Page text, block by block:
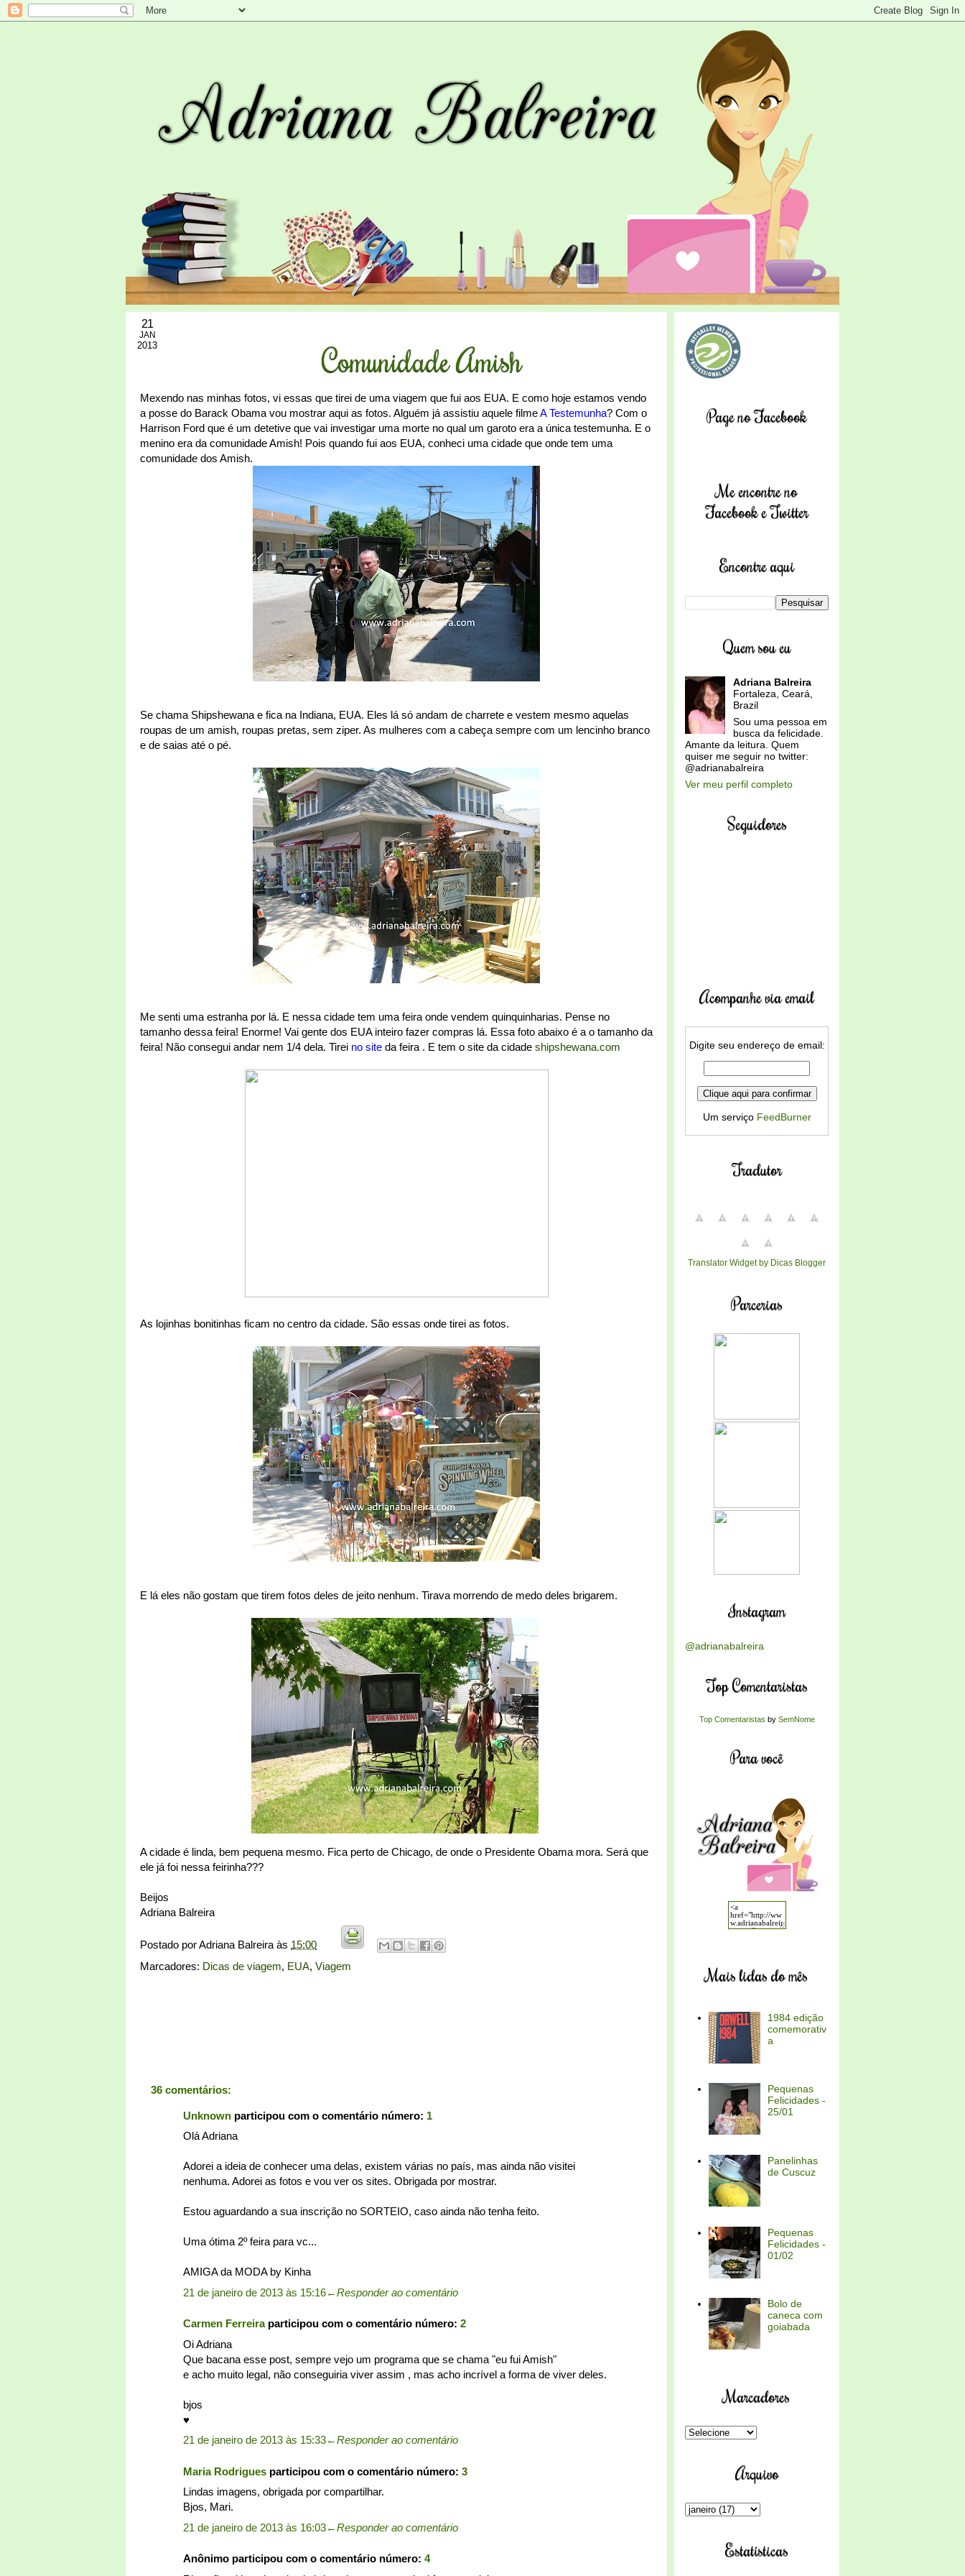
21
JAN
2013 Comunidade Amish
Mexendo nas minhas fotos, vi essas que tirei de uma viagem que fui aos EUA. E como hoje estamos vendo
a posse do Barack Obama vou mostrar aqui as fotos. Alguém já assistiu aquele filmeA Testemunha? Com o
Harrison Ford que é um detetive que vai investigar uma morte no qual um garoto era a única testemunha. E o
menino era da comunidade Amish! Pois quando fui aos EUA, conheci uma cidade que onde tem uma
comunidade dos Amish.
Se chama Shipshewana e fica na Indiana, EUA. Eles lá só andam de charrete e vestem mesmo aquelas
roupas de um amish, roupas pretas, sem ziper. As mulheres com a cabeça sempre com um lencinho branco
e de saias até o pé.
Me senti uma estranha por lá. E nessa cidade tem uma feira onde vendem quinquinharias. Pense no
tamanho dessa feira! Enorme! Vai gente dos EUA inteiro fazer compras lá. Essa foto abaixo é a o tamanho da
feira! Não consegui andar nem 1/4 dela. Tirei no site da feira . E tem o site da cidade shipshewana.com
As lojinhas bonitinhas ficam no centro da cidade. São essas onde tirei as fotos.
E lá eles não gostam que tirem fotos deles de jeito nenhum. Tirava morrendo de medo deles brigarem.
A cidade é linda, bem pequena mesmo. Fica perto de Chicago, de onde o Presidente Obama mora. Será que
ele já foi nessa feirinha???
Beijos
Adriana Balreira
Postado porAdriana Balreira às 15:00
Marcadores: Dicas de viagem, EUA, Viagem
36 comentários:
Unknown participou com o comentário número: 1
Olá Adriana
Adorei a ideia de conhecer uma delas, existem várias no país, mas ainda não visitei
nenhuma. Adorei as fotos e vou ver os sites. Obrigada por mostrar.
Estou aguardando a sua inscrição no SORTEIO, caso ainda não tenha feito.
Uma ótima 2º feira para vc...
AMIGA da MODA by Kinha
21 de janeiro de 2013 às 15:16←Responder ao comentário
Carmen Ferreiraparticipou com o comentário número: 2
Oi Adriana
Que bacana esse post, sempre vejo um programa que se chama "eu fui Amish"
e acho muito legal, não conseguiria viver assim , mas acho incrível a forma de viver deles.
bjos
♥
21 de janeiro de 2013 às 15:33←Responder ao comentário
Maria Rodrigues participou com o comentário número: 3
Lindas imagens, obrigada por compartilhar.
Bjos, Mari.
21 de janeiro de 2013 às 16:03←Responder ao comentário
Anônimo participou com o comentário número: 4
Page no Facebook
Me encontre no
Facebook e Twitter
Encontre aqui
Quem sou eu
Adriana Balreira
Fortaleza, Ceará,
Brazil
Sou uma pessoa em
busca da felicidade.
Amante da leitura. Quem
quiser me seguir no twitter:
@adrianabalreira
Ver meu perfil completo
Seguidores
Acompanhe via email
Digite seu endereço de email:
Um serviço FeedBurner
Tradutor
Translator Widget by Dicas Blogger
Parcerias
Instagram
@adrianabalreira
Top Comentaristas
Top Comentaristas by SemNome
Para você
Mais lidas do mês
1984 edição
comemorativ
a
Pequenas
Felicidades -
25/01
Panelinhas
de Cuscuz
Pequenas
Felicidades -
01/02
Bolo de
caneca com
goiabada
Marcadores
Arquivo
Estatísticas